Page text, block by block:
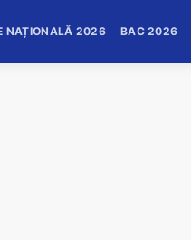
NAȚIONALĂ 2026 BAC 2026